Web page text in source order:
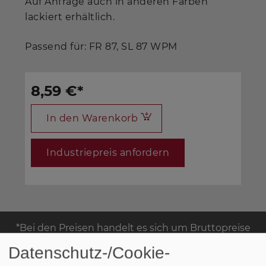
lackiert erhältlich.
Passend für: FR 87, SL 87 WPM
8,59 €*
In den Warenkorb
Industriepreis anfordern
*Bei den Preisen handelt es sich um Bruttopreise
Industriepreise.
Datenschutz-/Cookie-